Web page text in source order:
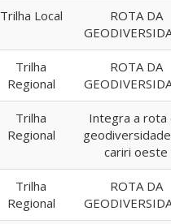
Trilha Local
ROTA DA
Trilha
Regional
ROTA DA
Trilha
Regional
Integra a rota
cariri oeste
Trilha
Regional
ROTA DA